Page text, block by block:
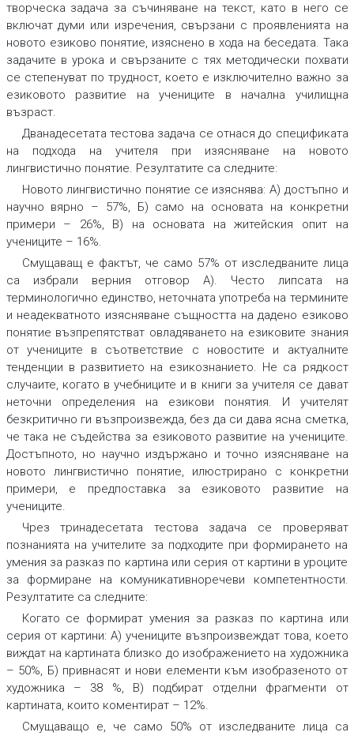
творческа задача за съчиняване на текст, като в него се
включат думи или изречения, свързани с проявленията на
новото езиково понятие, изяснено в хода на беседата. Така
задачите в урока и свързаните с тях методически похвати
се степенуват по трудност, което е изключително важно за
езиковото развитие на учениците в начална училищна
възраст.
Дванадесетата тестова задача се отнася до спецификата
на подхода на учителя при изясняване на новото
лингвистично понятие. Резултатите са следните:
Новото лингвистично понятие се изяснява: А) достъпно и
научно вярно – 57%, Б) само на основата на конкретни
примери – 26%, В) на основата на житейския опит на
учениците – 16%.
Смущаващ е фактът, че само 57% от изследваните лица
са избрали верния отговор А). Често липсата на
терминологично единство, неточната употреба на термините
и неадекватното изясняване същността на дадено езиково
понятие възпрепятстват овладяването на езиковите знания
от учениците в съответствие с новостите и актуалните
тенденции в развитието на езикознанието. Не са рядкост
случаите, когато в учебниците и в книги за учителя се дават
неточни определения на езикови понятия. И учителят
безкритично ги възпроизвежда, без да си дава ясна сметка,
че така не съдейства за езиковото развитие на учениците.
Достъпното, но научно издържано и точно изясняване на
новото лингвистично понятие, илюстрирано с конкретни
примери, е предпоставка за езиковото развитие на
учениците.
Чрезтринадесетата тестова задача се проверяват
познанията на учителите за подходите при формирането на
умения за разказ по картина или серия от картини в уроците
за формиране на комуникативноречеви компетентности.
Резултатите са следните:
Когато се формират умения за разказ по картина или
серия от картини: А) учениците възпроизвеждат това, което
виждат на картината близко до изображението на художника
– 50%, Б) привнасят и нови елементи към изобразеното от
художника – 38 %, В) подбират отделни фрагменти от
картината, които коментират – 12%.
Смущаващо е, че само 50% от изследваните лица са